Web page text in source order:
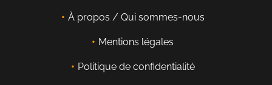
À propos / Qui sommes-nous
Mentions légales
Politique de confidentialité